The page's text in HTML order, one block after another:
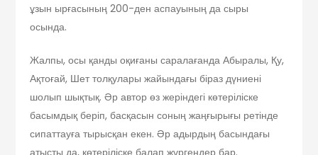
ұзын ырғасының 200-ден аспауының да сыры
осында.
Жалпы, осы қанды оқиғаны саралағанда Абыралы, Қу,
Ақтоғай, Шет толқулары жайындағы біраз дүниені
шолып шықтық. Әр автор өз жеріндегі көтеріліске
басымдық беріп, басқасын соның жаңғырығы ретінде
сипаттауға тырысқан екен. Әр адырдың басындағы
атысты да, көтеріліске балап жүргендер бар.